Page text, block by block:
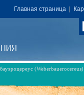
Главная страница
(Weberbauerocereus)